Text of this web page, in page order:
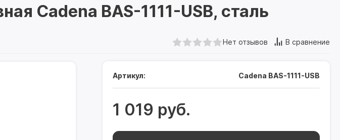
Cadena BAS-1111-USB, сталь
Нет отзывов В сравнение
Артикул: Cadena BAS-1111-USB
1 019 руб.